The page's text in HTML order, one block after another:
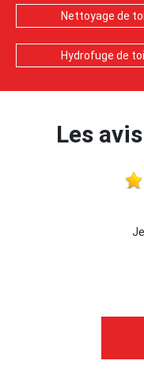
Nettoyage de
Hydrofuge de
Les
je